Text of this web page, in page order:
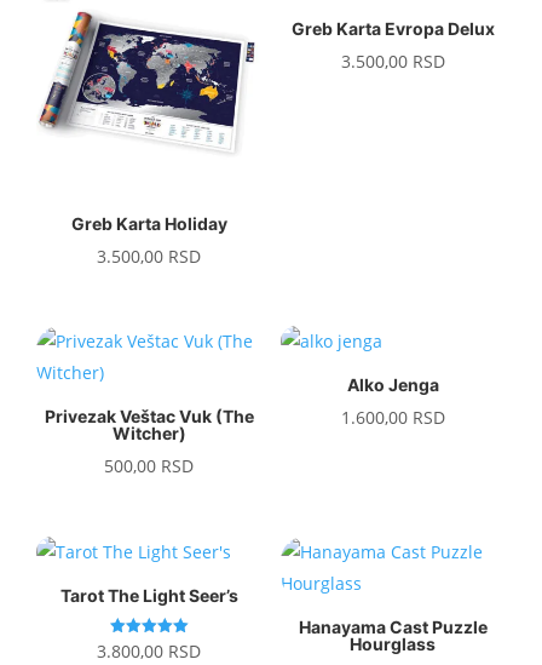
Greb Karta Holiday
3.500,00 RSD
Greb Karta Evropa Delux
3.500,00 RSD
Privezak Veštac Vuk (The
Witcher)
500,00 RSD
Alko Jenga
1.600,00 RSD
Tarot The Light Seer’s
Ocenjeno
sa
3.800,00 RSD
Hanayama Cast Puzzle
Hourglass